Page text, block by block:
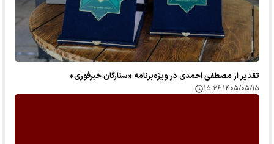
تقدیر از مصطفی احمدی در ویژه‌برنامه «ستارگان خبرفوری»
۱۴۰۵/۰۵/۱۵ ۱۵:۲۶